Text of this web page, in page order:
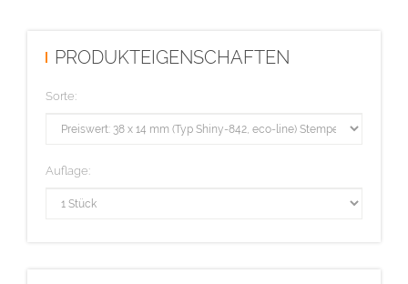
PRODUKTEIGENSCHAFTEN
Sorte:
Auflage: